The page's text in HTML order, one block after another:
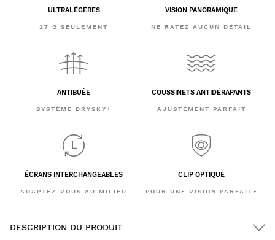
ULTRALÉGÈRES
27 G SEULEMENT
VISION PANORAMIQUE
NE RATEZ AUCUN DÉTAIL
ANTIBUÉE
SYSTÈME DRYSKY+
COUSSINETS ANTIDÉRAPANTS
AJUSTEMENT PARFAIT
ÉCRANS INTERCHANGEABLES
ADAPTEZ-VOUS AU MILIEU
CLIP OPTIQUE
POUR UNE VISION PARFAITE
DESCRIPTION DU PRODUIT